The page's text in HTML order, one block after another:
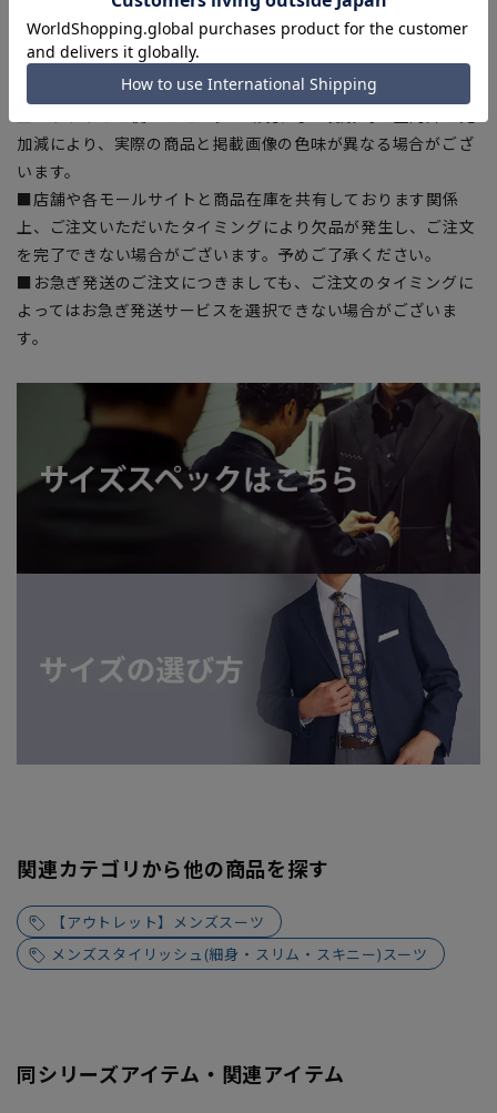
■サイズスペックは仕上がりサイズを記載しております。一
部、商品現物におすすめサイズ(ヌードサイズ)を記載している
商品もございます。
加減により、実際の商品と掲載画像の色味が異なる場合がござ
います。
■店舗や各モールサイトと商品在庫を共有しております関係
上、ご注文いただいたタイミングにより欠品が発生し、ご注文
を完了できない場合がございます。予めご了承ください。
■お急ぎ発送のご注文につきましても、ご注文のタイミングに
よってはお急ぎ発送サービスを選択できない場合がございま
す。
関連カテゴリから他の商品を探す
【アウトレット】メンズスーツ
メンズスタイリッシュ(細身・スリム・スキニー)スーツ
同シリーズアイテム・関連アイテム